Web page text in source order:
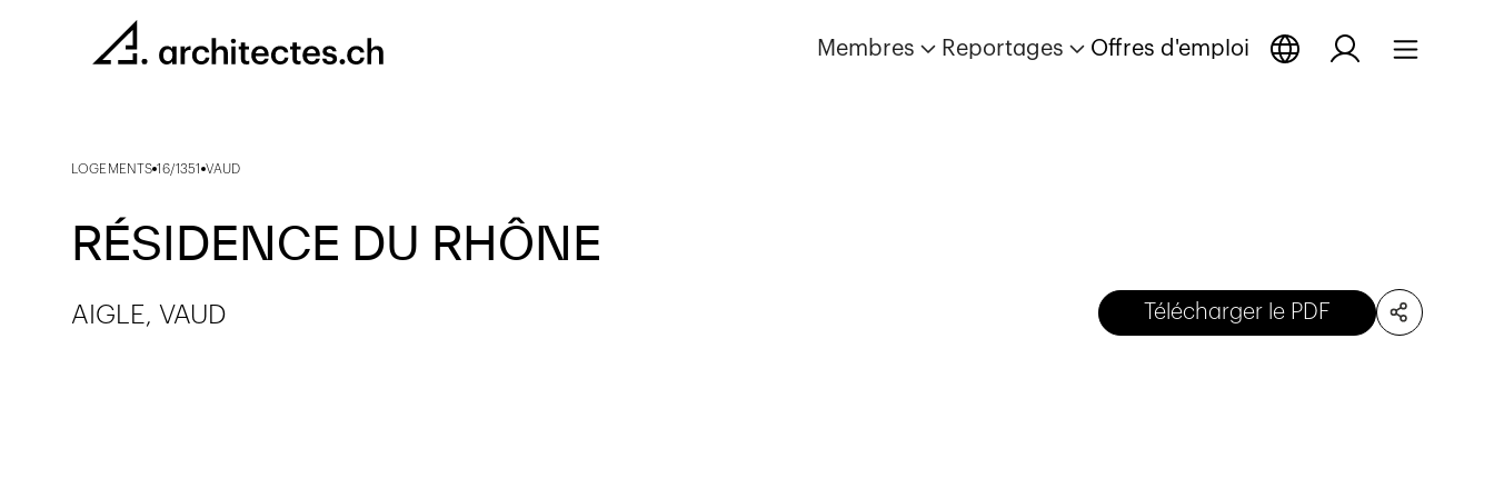
Membres Reportages Offres d'emploi
LOGEMENTS 16/1351 VAUD
RÉSIDENCE DU RHÔNE
AIGLE, VAUD Télécharger le PDF